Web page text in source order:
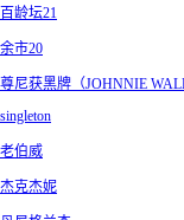
百龄坛21
余市20
尊尼获黑牌（JOHNNIE
singleton
老伯威
杰克杰妮